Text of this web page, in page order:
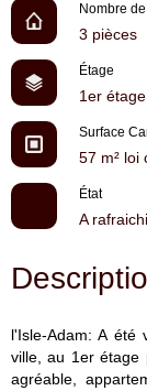
Nombre
3 pièces
Étage
1er étage
Surface
57 m² loi
État
A
l'Isle-Adam: A
ville, au 1er étage
agréable,